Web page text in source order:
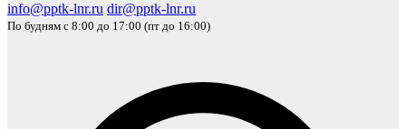
info@pptk-lnr.ru dir@pptk-lnr.ru
По будням с 8:00 до 17:00 (пт до 16:00)